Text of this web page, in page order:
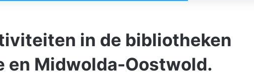
in de bibliotheken
en Midwolda-Oostwold.